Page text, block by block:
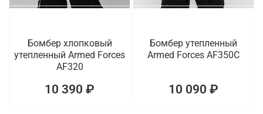
Бомбер хлопковый
утепленный Armed Forces
AF320
10 390 ₽
Бомбер утепленный
Armed Forces AF350C
10 090 ₽